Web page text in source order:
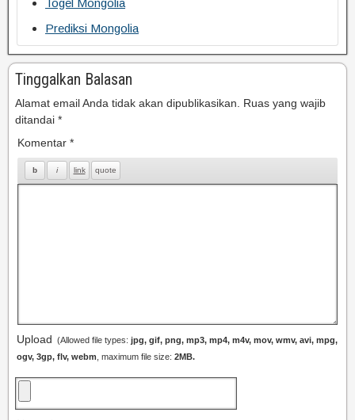
Togel Mongolia
Prediksi Mongolia
Tinggalkan Balasan
Alamat email Anda tidak akan dipublikasikan.
Ruas yang wajib
ditandai *
Komentar *
Upload (Allowed file types: jpg, gif, png, mp3, mp4, m4v, mov, wmv, avi, mpg,
ogv, 3gp, flv, webm , maximum file size: 2MB.